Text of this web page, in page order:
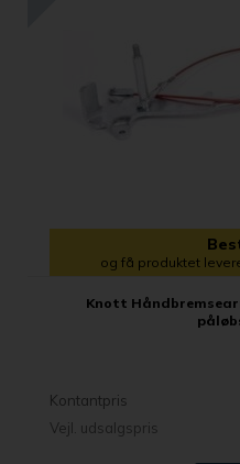
og få produktet
Knott
Kontantpris
Vejl. udsalgspris